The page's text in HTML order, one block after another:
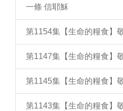
一條 信耶穌
第1154集【生命的糧食】
第1147集【生命的糧食】
第1145集【生命的糧食】
第1143集【生命的糧食】